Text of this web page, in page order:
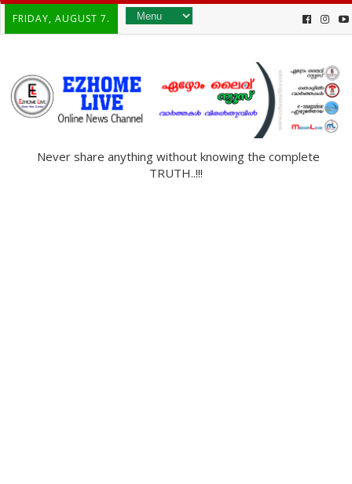
FRIDAY, AUGUST 7.
Never share anything without knowing the complete
TRUTH..!!!